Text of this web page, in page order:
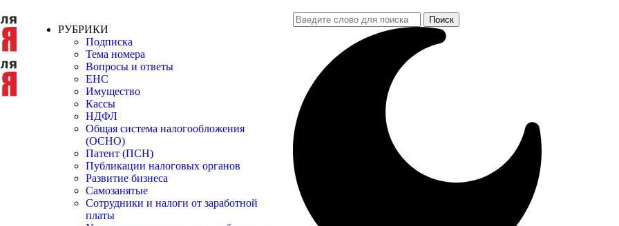
РУБРИКИ
Подписка
Тема номера
Вопросы и ответы
ЕНС
Имущество
Кассы
НДФЛ
Общая система налогообложения
(ОСНО)
Патент (ПСН)
Публикации налоговых органов
Развитие бизнеса
Самозанятые
Сотрудники и налоги от заработной
платы